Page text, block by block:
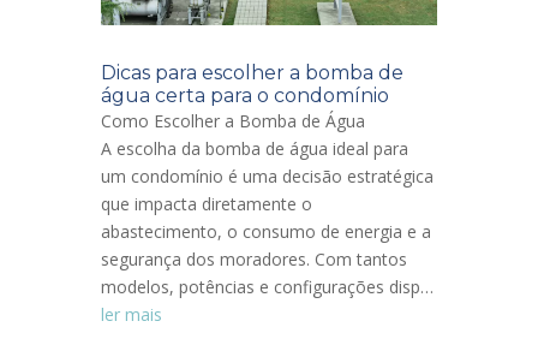
Dicas para escolher a bomba de
água certa para o condomínio
Como Escolher a Bomba de Água
A escolha da bomba de água ideal para
um condomínio é uma decisão estratégica
que impacta diretamente o
abastecimento, o consumo de energia e a
segurança dos moradores. Com tantos
modelos, potências e configurações disp…
ler mais